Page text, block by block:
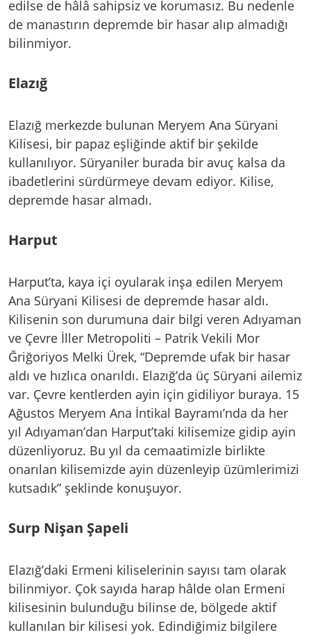
edilse de hâlâ sahipsiz ve korumasız. Bu nedenle
de manastırın depremde bir hasar alıp almadığı
bilinmiyor.
Elazığ
Elazığ merkezde bulunan Meryem Ana Süryani
Kilisesi, bir papaz eşliğinde aktif bir şekilde
kullanılıyor. Süryaniler burada bir avuç kalsa da
ibadetlerini sürdürmeye devam ediyor. Kilise,
depremde hasar almadı.
Harput
Harput’ta, kaya içi oyularak inşa edilen Meryem
Ana Süryani Kilisesi de depremde hasar aldı.
Kilisenin son durumuna dair bilgi veren Adıyaman
ve Çevre İller Metropoliti – Patrik Vekili Mor
Ğriğoriyos Melki Ürek, “Depremde ufak bir hasar
aldı ve hızlıca onarıldı. Elazığ’da üç Süryani ailemiz
var. Çevre kentlerden ayin için gidiliyor buraya. 15
Ağustos Meryem Ana İntikal Bayramı’nda da her
yıl Adıyaman’dan Harput’taki kilisemize gidip ayin
düzenliyoruz. Bu yıl da cemaatimizle birlikte
onarılan kilisemizde ayin düzenleyip üzümlerimizi
kutsadık” şeklinde konuşuyor.
Surp Nişan Şapeli
Elazığ’daki Ermeni kiliselerinin sayısı tam olarak
bilinmiyor. Çok sayıda harap hâlde olan Ermeni
kilisesinin bulunduğu bilinse de, bölgede aktif
kullanılan bir kilisesi yok. Edindiğimiz bilgilere